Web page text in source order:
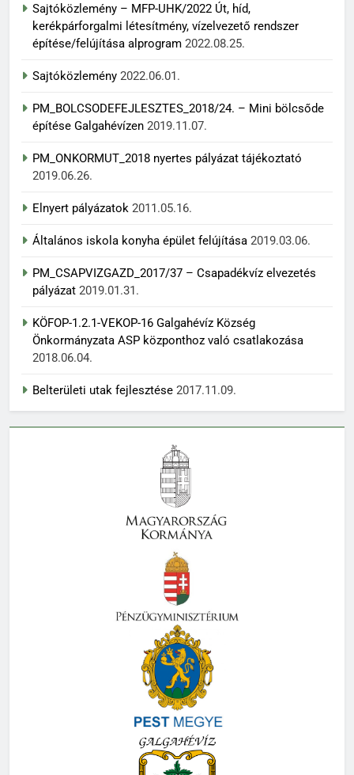
Sajtóközlemény – MFP-UHK/2022 Út, híd,
kerékpárforgalmi létesítmény, vízelvezető rendszer
építése/felújítása alprogram 2022.08.25.
Sajtóközlemény 2022.06.01.
PM_BOLCSODEFEJLESZTES_2018/24. – Mini bölcsőde
építése Galgahévízen 2019.11.07.
PM_ONKORMUT_2018 nyertes pályázat tájékoztató
2019.06.26.
Elnyert pályázatok 2011.05.16.
Általános iskola konyha épület felújítása 2019.03.06.
PM_CSAPVIZGAZD_2017/37 – Csapadékvíz elvezetés
pályázat 2019.01.31.
KÖFOP-1.2.1-VEKOP-16 Galgahévíz Község
Önkormányzata ASP központhoz való csatlakozása
2018.06.04.
Belterületi utak fejlesztése 2017.11.09.